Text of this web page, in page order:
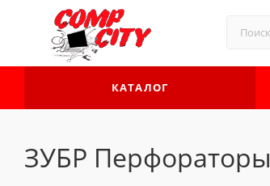
КАТАЛОГ
ЗУБР Перфораторы